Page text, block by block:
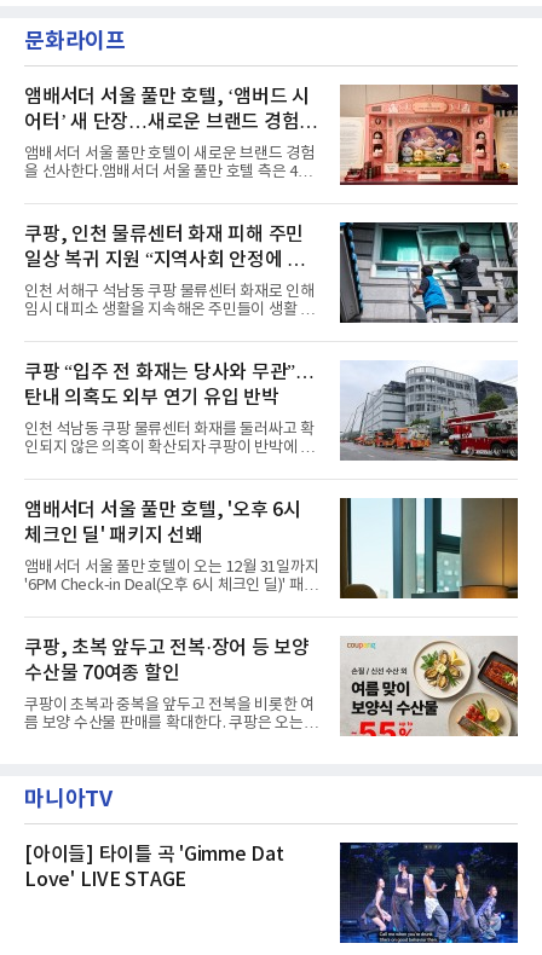
했다. “내 티, 5 bucks 바지는, 만원” 등 멤버들
의 라이프 스타일
MBC '쇼! 음악중심', SBS '인기가요' 등 주요 음
악방송 무대에 올라 화려한 퍼포먼스를 펼쳤다.
력을 앞세워 매 무대 색다른 볼거리를 선사했다.
특히 화사한 파스텔 톤의 비치웨어부터 청량한
마린룩, 햇살 아래 반짝이는 물결을 연상시키는
스커트, 강렬한 붉은 계열의 스타일링까지 각기
다른 매력을 선보였다. 브브걸은 다채로운 여름
패션을 완벽하게 소화하며 보
문화라이프
앰배서더 서울 풀만 호텔, ‘앰버드 시
어터’ 새 단장…새로운 브랜드 경험 선
사
앰배서더 서울 풀만 호텔이 새로운 브랜드 경험
을 선사한다.앰배서더 서울 풀만 호텔 측은 4일
이야기를 담은 인형 극장 콘셉트의 공간 ‘앰버드
시어터(Ambird Theater)’를 새롭게 선보인
다”고 밝혔다.앰배서더 서울 풀만 호텔은 로비
한편에 마련된 앰버드 존을 통해 앰버드의 세계
관을 소개해왔다. 앰버드 존은 앰버드가 우주여
행 중 수집한 다양한 굿즈를 전시한 '앰버드 플래
닛(Ambird Planet)과 계절별 플라워 연출로 사
라 극장을 모티브로 한 데코레이션으로 구성됐
다. 무대 공간 및 티켓 박스
쿠팡, 인천 물류센터 화재 피해 주민
일상 복귀 지원 “지역사회 안정에 총
력”
인천 서해구 석남동 쿠팡 물류센터 화재로 인해
임시 대피소 생활을 지속해온 주민들이 생활 터
필먼트서비스(CFS)가 지난 28일부터 화재 피해
주민을 대상으로 전문 출장 청소서비스 지원에
나섬으로써 본격적인 지역사회 복구 작업이 시
작된 것이다.대피소 주민 중심 청소 접수, 첫날
부터 2가구 지원 완료CFS는 신현초등학교, 신
현북초등학교, 신현여자중학교 등 인천 서해구
관내 임시 대피소 3곳에서 체류해온 화재 피해
민들의 호응 속에 CFS는 즉시 행동에 나섰다. 지
난 28일 오후 전문 청소업체와
쿠팡 “입주 전 화재는 당사와 무관”…
탄내 의혹도 외부 연기 유입 반박
인천 석남동 쿠팡 물류센터 화재를 둘러싸고 확
인되지 않은 의혹이 확산되자 쿠팡이 반박에 나
에 대해서는 외부 화재 연기 유입이라고 설명했
고, 2023년 같은 물류센터에서 발생한 화재에
대해서도 쿠팡 입주 전 공사 과정에서 벌어진 일
이라며 선을 그었다.쿠팡은 21일 인천 물류센터
내부에서 불이 타는 냄새가 났다는 의혹과 관련
해 “사실무근”이라는 입장을 밝혔다.회사 측은
“인근에서 지난 15일 다른 회사에서 발생한 대
것으로 확인됐다”고 설명했다.이어 “정확한 화
재 원인은 추후 조사될
앰배서더 서울 풀만 호텔, '오후 6시
체크인 딜' 패키지 선봬
앰배서더 서울 풀만 호텔이 오는 12월 31일까지
'6PM Check-in Deal(오후 6시 체크인 딜)' 패키
으로 여유로운 저녁 시간부터 호텔 스테이를 시
작할 수 있도록 준비됐다.앰배서더 서울 풀만 호
텔 측은 “퇴근 후 또는 주말 도심 속에서 짧지만
온전한 휴식을 원하는 고객들에게 특별한 경험
을 제공한다”고 밝혔다.패키지는 디럭스와 이그
제큐티브 두 가지 타입으로 구성된다. 디럭스 패
키지는 객실 1박(룸 온리)으로 심플한 호캉스를
스 센터 사우나 2인 이용 혜택이 포함된다.특히
클럽 앰배서더 라운지
쿠팡, 초복 앞두고 전복·장어 등 보양
수산물 70여종 할인
쿠팡이 초복과 중복을 앞두고 전복을 비롯한 여
름 보양 수산물 판매를 확대한다. 쿠팡은 오는
우 등이 포함됐다. 쿠팡은 올해 큰 크기의 전복
생산량이 늘어난 점을 반영해 주요 산지 상품을
전복은 산지에서 채취한 뒤 전국으로 직송되는
방식으로 운영된다. 신선도가 중요한 상품인 만
큼 이르면 다음 날 오전 배송이 가능하도록 물류
마니아TV
[아이들] 타이틀 곡 'Gimme Dat
Love' LIVE STAGE